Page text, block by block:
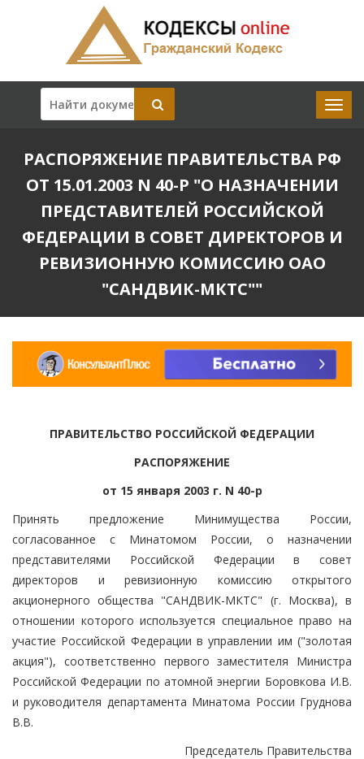
РАСПОРЯЖЕНИЕ ПРАВИТЕЛЬСТВА РФ
ОТ 15.01.2003 N 40-Р "О НАЗНАЧЕНИИ
ПРЕДСТАВИТЕЛЕЙ РОССИЙСКОЙ
ФЕДЕРАЦИИ В СОВЕТ ДИРЕКТОРОВ И
РЕВИЗИОННУЮ КОМИССИЮ ОАО
"САНДВИК-МКТС""
ПРАВИТЕЛЬСТВО РОССИЙСКОЙ ФЕДЕРАЦИИ
РАСПОРЯЖЕНИЕ
от 15 января 2003 г. N 40-р
Принять предложение Минимущества России,
согласованное с Минатомом России, о назначении
представителями Российской Федерации в совет
директоров и ревизионную комиссию открытого
акционерного общества "САНДВИК-МКТС" (г. Москва), в
отношении которого используется специальное право на
участие Российской Федерации в управлении им ("золотая
акция"), соответственно первого заместителя Министра
Российской Федерации по атомной энергии Боровкова И.В.
и руководителя департамента Минатома России Груднова
В.В.
Председатель Правительства